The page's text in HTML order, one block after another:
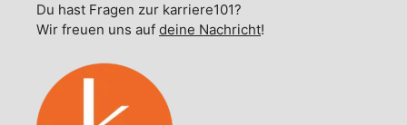
Du hast Fragen zur karriere101?
Wir freuen uns auf deine Nachricht!